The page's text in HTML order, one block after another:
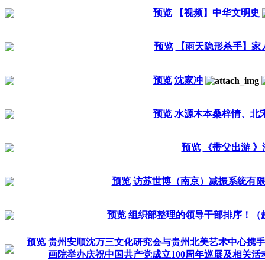
预览 【视频】中华文明史
预览 【雨天隐形杀手】
预览 沈家冲
预览 水源木本桑梓情、北
预览 《带父出游
预览 访苏世博（南京）减振系统有
预览 组织部整理的领导干部排序！（
预览 贵州安顺沈万三文化研究会与贵州北美艺术中心携
画院举办庆祝中国共产党成立100周年巡展及相关活